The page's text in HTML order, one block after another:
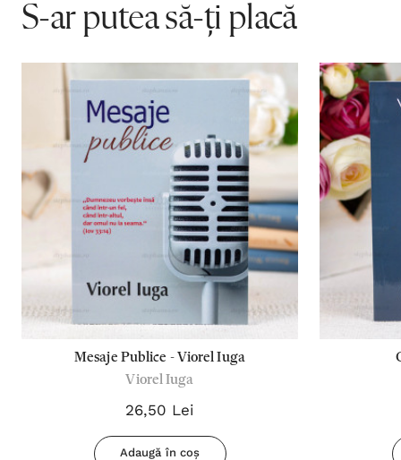
S-ar putea să-ți placă
Mesaje Publice - Viorel Iuga
Viorel Iuga
26,50 Lei
Adaugă în coș